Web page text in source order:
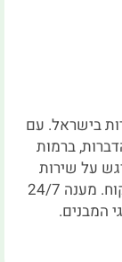
בישראל. עם
ברמות
על שירות
מקצועי ואדיב, בהתאמה מלאה לצרכי הלקוח. מענה 24/7
המבנים.